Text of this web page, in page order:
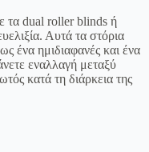
τα dual roller blinds ή
Αυτά τα στόρια
ένα ημιδιαφανές και ένα
εναλλαγή μεταξύ
κατά τη διάρκεια της